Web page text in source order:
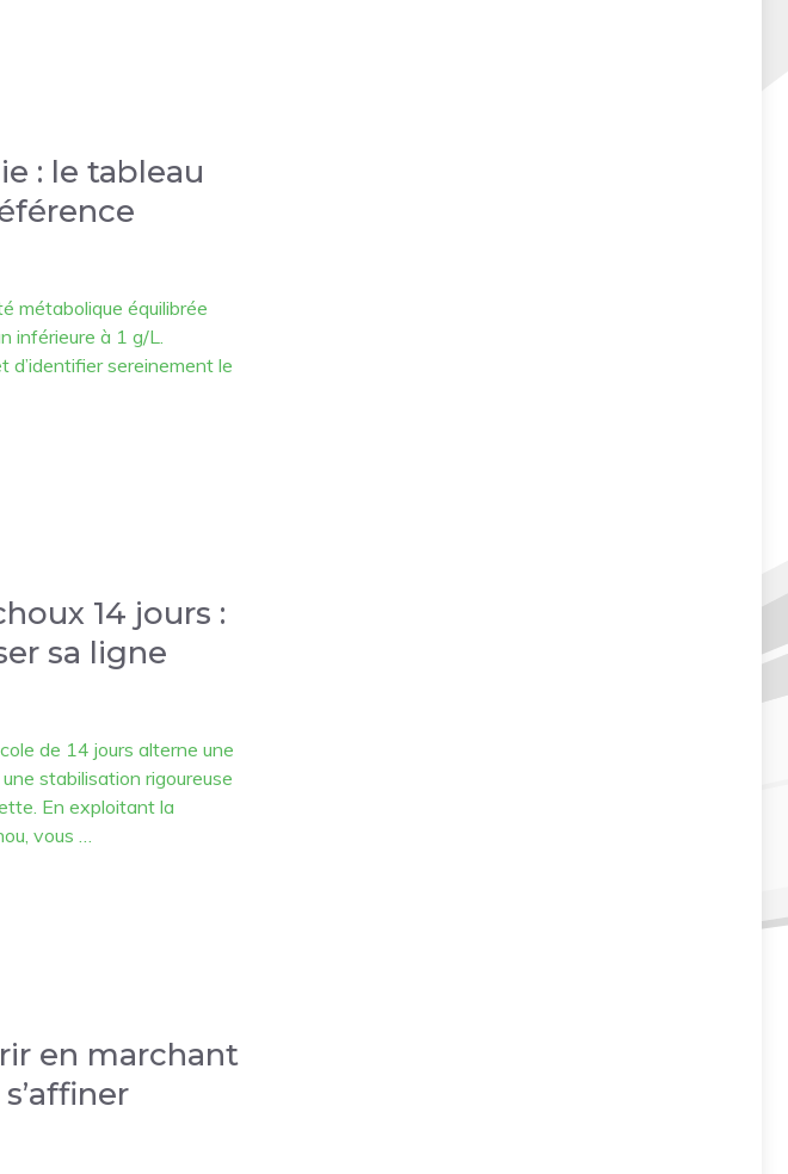
: le tableau
métabolique équilibrée
inférieure à 1 g/L.
d’identifier sereinement le
14 jours :
sa ligne
de 14 jours alterne une
stabilisation rigoureuse
En exploitant la
vous …
en marchant